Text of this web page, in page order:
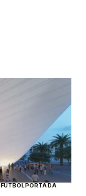
FÚTBOLPORTADA